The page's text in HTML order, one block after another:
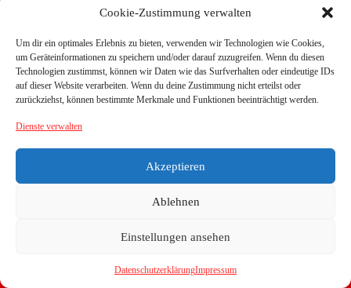
Cookie-Zustimmung verwalten
Um dir ein optimales Erlebnis zu bieten, verwenden wir Technologien wie Cookies,
um Geräteinformationen zu speichern und/oder darauf zuzugreifen. Wenn du diesen
Technologien zustimmst, können wir Daten wie das Surfverhalten oder eindeutige IDs
auf dieser Website verarbeiten. Wenn du deine Zustimmung nicht erteilst oder
zurückziehst, können bestimmte Merkmale und Funktionen beeinträchtigt werden.
Dienste verwalten
Akzeptieren
Ablehnen
Einstellungen ansehen
DatenschutzerklärungImpressum